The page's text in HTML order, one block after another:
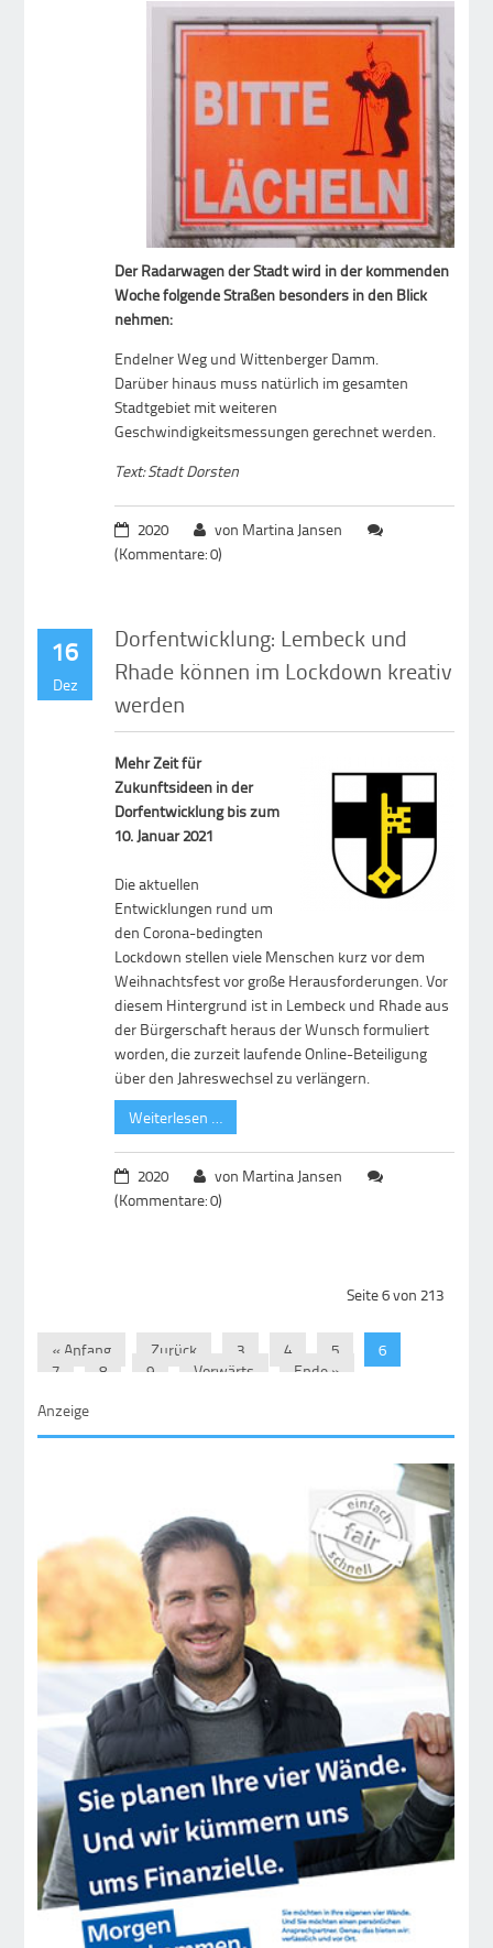
Der Radarwagen der Stadt wird in der kommenden
Woche folgende Straßen besonders in den Blick
nehmen:
Endelner Weg und Wittenberger Damm.
Darüber hinaus muss natürlich im gesamten
Stadtgebiet mit weiteren
Geschwindigkeitsmessungen gerechnet werden.
Text: Stadt Dorsten
2020
von Martina Jansen
(Kommentare: 0)
16
Dez
Dorfentwicklung: Lembeck und
Rhade können im Lockdown kreativ
werden
Mehr Zeit für
Zukunftsideen in der
Dorfentwicklung bis zum
10. Januar 2021
Die aktuellen
Entwicklungen rund um
den Corona-bedingten
Lockdown stellen viele Menschen kurz vor dem
Weihnachtsfest vor große Herausforderungen. Vor
diesem Hintergrund ist in Lembeck und Rhade aus
der Bürgerschaft heraus der Wunsch formuliert
worden, die zurzeit laufende Online-Beteiligung
über den Jahreswechsel zu verlängern.
Weiterlesen …
2020
von Martina Jansen
(Kommentare: 0)
Seite 6 von 213
« Anfang Zurück 3 4 5
6
7
8 9 Vorwärts
Ende »
Anzeige